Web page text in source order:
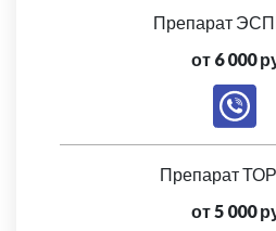
Препарат
от 6 000
Препарат
от 5 000